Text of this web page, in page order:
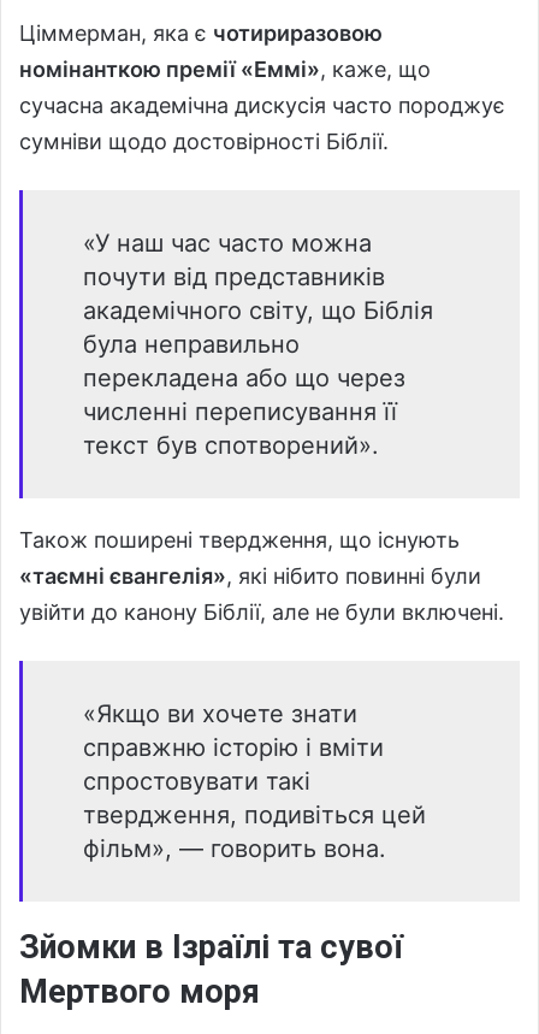
Ціммерман, яка є чотириразовою
номінанткою премії «Еммі», каже, що
сучасна академічна дискусія часто породжує
сумніви щодо достовірності Біблії.
«У наш час часто можна
почути від представників
академічного світу, що Біблія
була неправильно
перекладена або що через
численні переписування її
текст був спотворений».
Також поширені твердження, що існують
«таємні євангелія», які нібито повинні були
увійти до канону Біблії, але не були включені.
«Якщо ви хочете знати
справжню історію і вміти
спростовувати такі
твердження, подивіться цей
фільм», — говорить вона.
Зйомки в Ізраїлі та сувої
Мертвого моря